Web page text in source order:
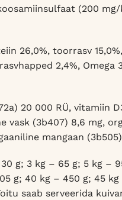
(200 mg/
26,0%, toorrasv
2,4%,
20 000 RÜ, vitamiin
vask (3b407) 8,6 mg,
mangaan
g; 3 kg – 65 g; 5 kg –
g; 40 kg – 450 g; 45
saab serveerida